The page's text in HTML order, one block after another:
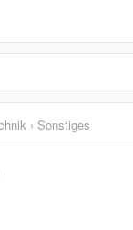
› Sonstiges